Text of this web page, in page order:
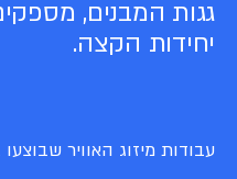
גגות המבנים,
יחידות הקצה.
עבודות מיזוג האוויר